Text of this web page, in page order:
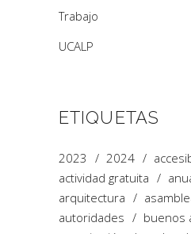
Trabajo
UCALP
ETIQUETAS
2023 2024
actividad gratuita
arquitectura
autoridades
buenos